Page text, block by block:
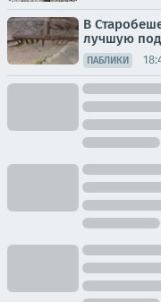
В
лучшую
ПАБЛИКИ